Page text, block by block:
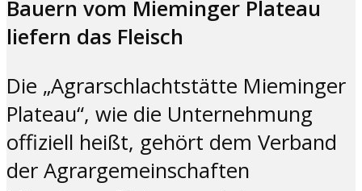
Bauern vom Mieminger Plateau
liefern das Fleisch
Die „Agrarschlachtstätte Mieminger
Plateau“, wie die Unternehmung
offiziell heißt, gehört dem Verband
der Agrargemeinschaften